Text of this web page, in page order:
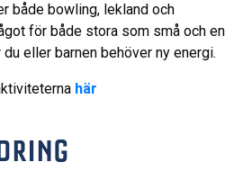
både bowling, lekland och
för både stora som små och en
eller barnen behöver ny energi.
här